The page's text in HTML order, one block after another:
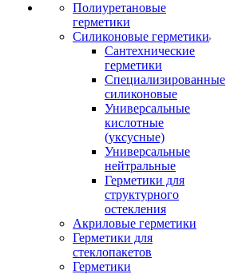
Полиуретановые
герметики
Силиконовые герметики
Сантехнические
герметики
Специализированные
силиконовые
Универсальные
кислотные
(уксусные)
Универсальные
нейтральные
Герметики для
структурного
остекления
Акриловые герметики
Герметики для
стеклопакетов
Герметики